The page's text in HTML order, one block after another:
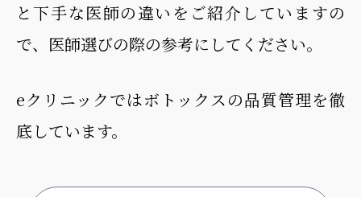
と下手な医師の違いをご紹介していますの
で、医師選びの際の参考にしてください。
eクリニックではボトックスの品質管理を徹
底しています。